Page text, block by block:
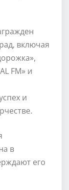
включая
FM» и
и
в
его